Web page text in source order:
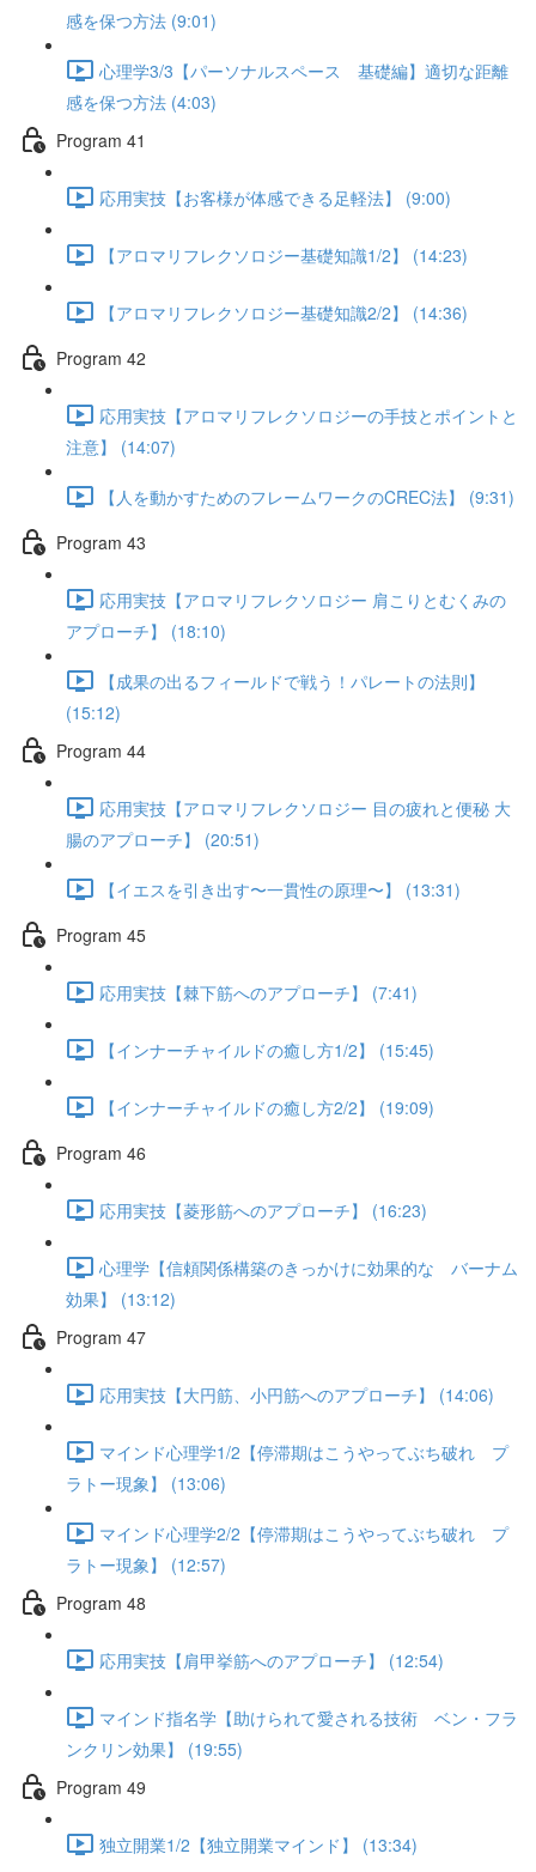
感を保つ方法 (9:01)
心理学3/3【パーソナルスペース 基礎編】適切な距離
感を保つ方法 (4:03)
Program 41
応用実技【お客様が体感できる足軽法】 (9:00)
【アロマリフレクソロジー基礎知識1/2】 (14:23)
【アロマリフレクソロジー基礎知識2/2】 (14:36)
Program 42
応用実技【アロマリフレクソロジーの手技とポイントと
注意】 (14:07)
【人を動かすためのフレームワークのCREC法】 (9:31)
Program 43
応用実技【アロマリフレクソロジー 肩こりとむくみの
アプローチ】 (18:10)
【成果の出るフィールドで戦う！パレートの法則】
(15:12)
Program 44
応用実技【アロマリフレクソロジー 目の疲れと便秘 大
腸のアプローチ】 (20:51)
【イエスを引き出す〜一貫性の原理〜】 (13:31)
Program 45
応用実技【棘下筋へのアプローチ】 (7:41)
【インナーチャイルドの癒し方1/2】 (15:45)
【インナーチャイルドの癒し方2/2】 (19:09)
Program 46
応用実技【菱形筋へのアプローチ】 (16:23)
心理学【信頼関係構築のきっかけに効果的な バーナム
効果】 (13:12)
Program 47
応用実技【大円筋、小円筋へのアプローチ】 (14:06)
マインド心理学1/2【停滞期はこうやってぶち破れ プ
ラトー現象】 (13:06)
マインド心理学2/2【停滞期はこうやってぶち破れ プ
ラトー現象】 (12:57)
Program 48
応用実技【肩甲挙筋へのアプローチ】 (12:54)
マインド指名学【助けられて愛される技術 ベン・フラ
ンクリン効果】 (19:55)
Program 49
独立開業1/2【独立開業マインド】 (13:34)